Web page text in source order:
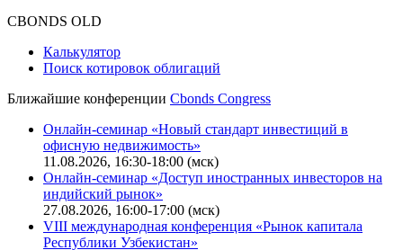
CBONDS OLD
Калькулятор
Поиск котировок облигаций
Ближайшие конференции Cbonds Congress
Онлайн-семинар «Новый стандарт инвестиций в
офисную недвижимость»
11.08.2026, 16:30-18:00 (мск)
Онлайн-семинар «Доступ иностранных инвесторов на
индийский рынок»
27.08.2026, 16:00-17:00 (мск)
VIII международная конференция «Рынок капитала
Республики Узбекистан»